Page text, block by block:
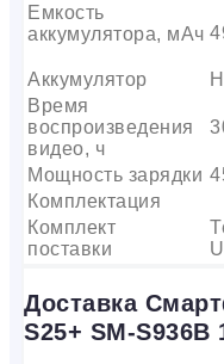
Емкость
аккумулятора, мАч
Аккумулятор
Время
воспроизведения
видео, ч
Мощность зарядки
Комплектация
Комплект
поставки
Доставка
S25+ SM-S936B